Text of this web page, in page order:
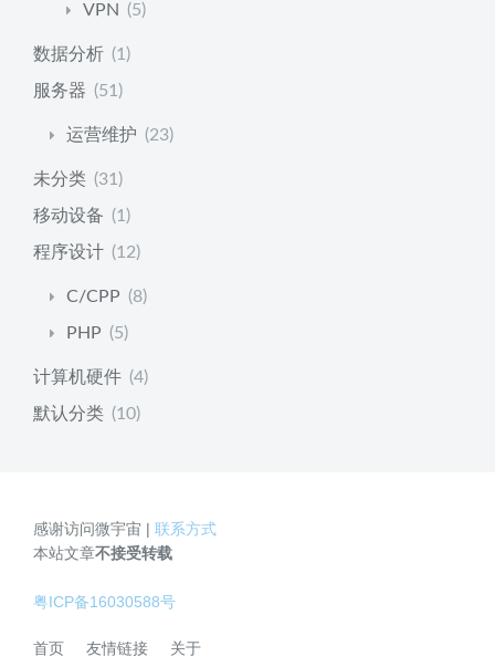
VPN (5)
数据分析 (1)
服务器 (51)
运营维护 (23)
未分类 (31)
移动设备 (1)
程序设计 (12)
C/CPP (8)
PHP (5)
计算机硬件 (4)
默认分类 (10)
感谢访问微宇宙 | 联系方式
本站文章不接受转载
粤ICP备16030588号
首页 友情链接 关于